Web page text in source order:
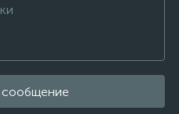
сообщение